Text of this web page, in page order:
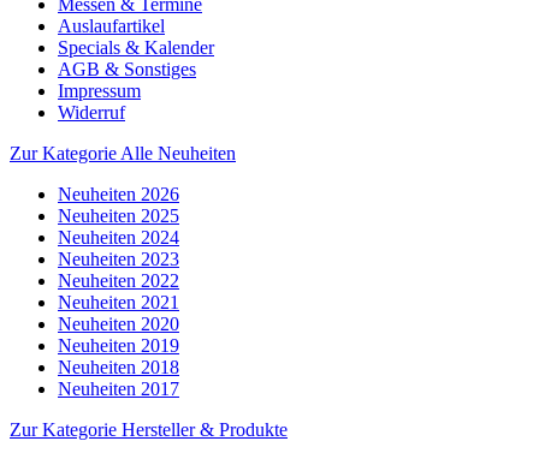
Messen & Termine
Auslaufartikel
Specials & Kalender
AGB & Sonstiges
Impressum
Widerruf
Zur Kategorie Alle Neuheiten
Neuheiten 2026
Neuheiten 2025
Neuheiten 2024
Neuheiten 2023
Neuheiten 2022
Neuheiten 2021
Neuheiten 2020
Neuheiten 2019
Neuheiten 2018
Neuheiten 2017
Zur Kategorie Hersteller & Produkte